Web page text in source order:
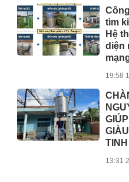
tìm
Hệ
diện
19:58
13:31